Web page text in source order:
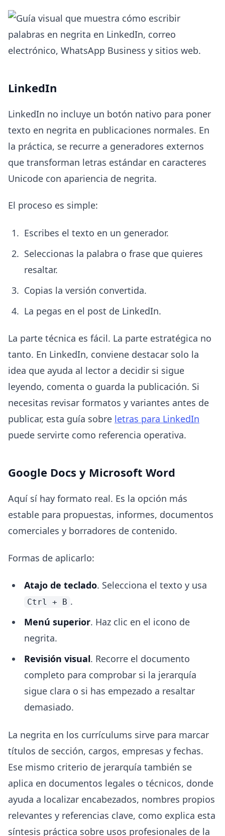
LinkedIn
LinkedIn no incluye un botón nativo para poner
texto en negrita en publicaciones normales. En
la práctica, se recurre a generadores externos
que transforman letras estándar en caracteres
Unicode con apariencia de negrita.
El proceso es simple:
Escribes el texto en un generador.
Seleccionas la palabra o frase que quieres
resaltar.
Copias la versión convertida.
La pegas en el post de LinkedIn.
La parte técnica es fácil. La parte estratégica no
tanto. En LinkedIn, conviene destacar solo la
idea que ayuda al lector a decidir si sigue
leyendo, comenta o guarda la publicación. Si
necesitas revisar formatos y variantes antes de
publicar, esta guía sobre letras para LinkedIn
puede servirte como referencia operativa.
Google Docs y Microsoft Word
Aquí sí hay formato real. Es la opción más
estable para propuestas, informes, documentos
comerciales y borradores de contenido.
Formas de aplicarlo:
Atajo de teclado. Selecciona el texto y usa
Ctrl + B .
Menú superior. Haz clic en el icono de
negrita.
Revisión visual. Recorre el documento
completo para comprobar si la jerarquía
sigue clara o si has empezado a resaltar
demasiado.
La negrita en los currículums sirve para marcar
títulos de sección, cargos, empresas y fechas.
Ese mismo criterio de jerarquía también se
aplica en documentos legales o técnicos, donde
ayuda a localizar encabezados, nombres propios
relevantes y referencias clave, como explica esta
síntesis práctica sobre usos profesionales de la